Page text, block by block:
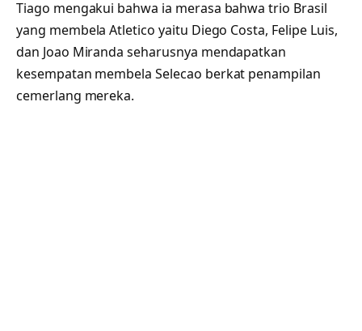
Tiago mengakui bahwa ia merasa bahwa trio Brasil
yang membela Atletico yaitu Diego Costa, Felipe Luis,
dan Joao Miranda seharusnya mendapatkan
kesempatan membela Selecao berkat penampilan
cemerlang mereka.